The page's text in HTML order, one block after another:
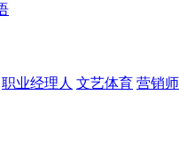
职业经理人 文艺体育 营销